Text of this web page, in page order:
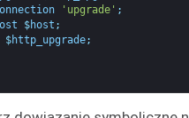
'upgrade' ;
$host ;
$http_upgrade;